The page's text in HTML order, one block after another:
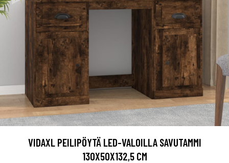
VIDAXL PEILIPÖYTÄ LED-VALOILLA SAVUTAMMI
130X50X132,5 CM